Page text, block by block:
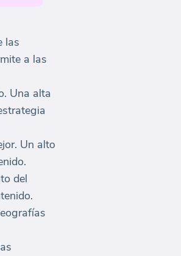
las
a las
Una alta
Un alto
del